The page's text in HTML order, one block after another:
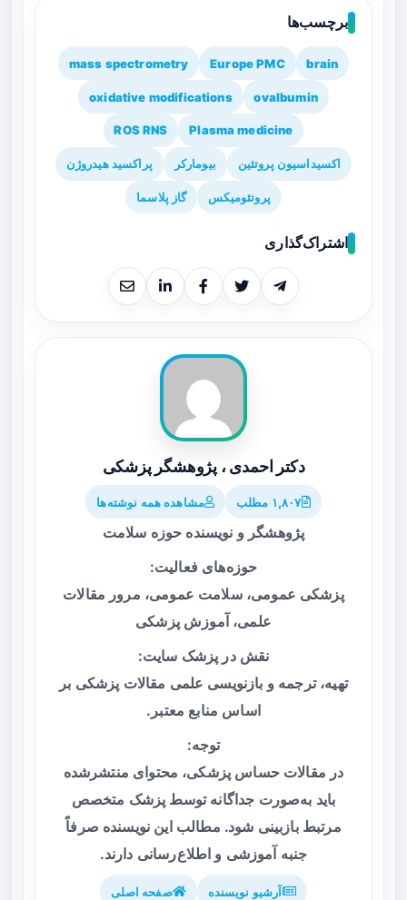
برچسب‌ها
brain
Europe PMC
mass spectrometry
ovalbumin
oxidative modifications
Plasma medicine
ROS RNS
اکسیداسیون پروتئین بیومارکر پراکسید هیدروژن
پروتئومیکس گاز پلاسما
اشتراک‌گذاری
دکتر احمدی ، پژوهشگر پزشکی
۱,۸۰۷ مطلب مشاهده همه نوشته‌ها
پژوهشگر و نویسنده حوزه سلامت
حوزه‌های فعالیت:
پزشکی عمومی، سلامت عمومی، مرور مقالات
علمی، آموزش پزشکی
نقش در پزشک سایت:
تهیه، ترجمه و بازنویسی علمی مقالات پزشکی بر
اساس منابع معتبر.
توجه:
در مقالات حساس پزشکی، محتوای منتشرشده
باید به‌صورت جداگانه توسط پزشک متخصص
مرتبط بازبینی شود. مطالب این نویسنده صرفاً
جنبه آموزشی و اطلاع‌رسانی دارند.
آرشیو نویسنده صفحه اصلی